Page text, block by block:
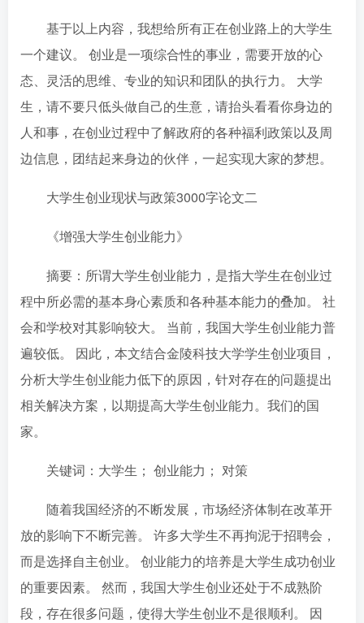
基于以上内容，我想给所有正在创业路上的大学生
一个建议。 创业是一项综合性的事业，需要开放的心
态、灵活的思维、专业的知识和团队的执行力。 大学
生，请不要只低头做自己的生意，请抬头看看你身边的
人和事，在创业过程中了解政府的各种福利政策以及周
边信息，团结起来身边的伙伴，一起实现大家的梦想。
大学生创业现状与政策3000字论文二
《增强大学生创业能力》
摘要：所谓大学生创业能力，是指大学生在创业过
程中所必需的基本身心素质和各种基本能力的叠加。 社
会和学校对其影响较大。 当前，我国大学生创业能力普
遍较低。 因此，本文结合金陵科技大学学生创业项目，
分析大学生创业能力低下的原因，针对存在的问题提出
相关解决方案，以期提高大学生创业能力。我们的国
家。
关键词：大学生； 创业能力； 对策
随着我国经济的不断发展，市场经济体制在改革开
放的影响下不断完善。 许多大学生不再拘泥于招聘会，
而是选择自主创业。 创业能力的培养是大学生成功创业
的重要因素。 然而，我国大学生创业还处于不成熟阶
段，存在很多问题，使得大学生创业不是很顺利。 因